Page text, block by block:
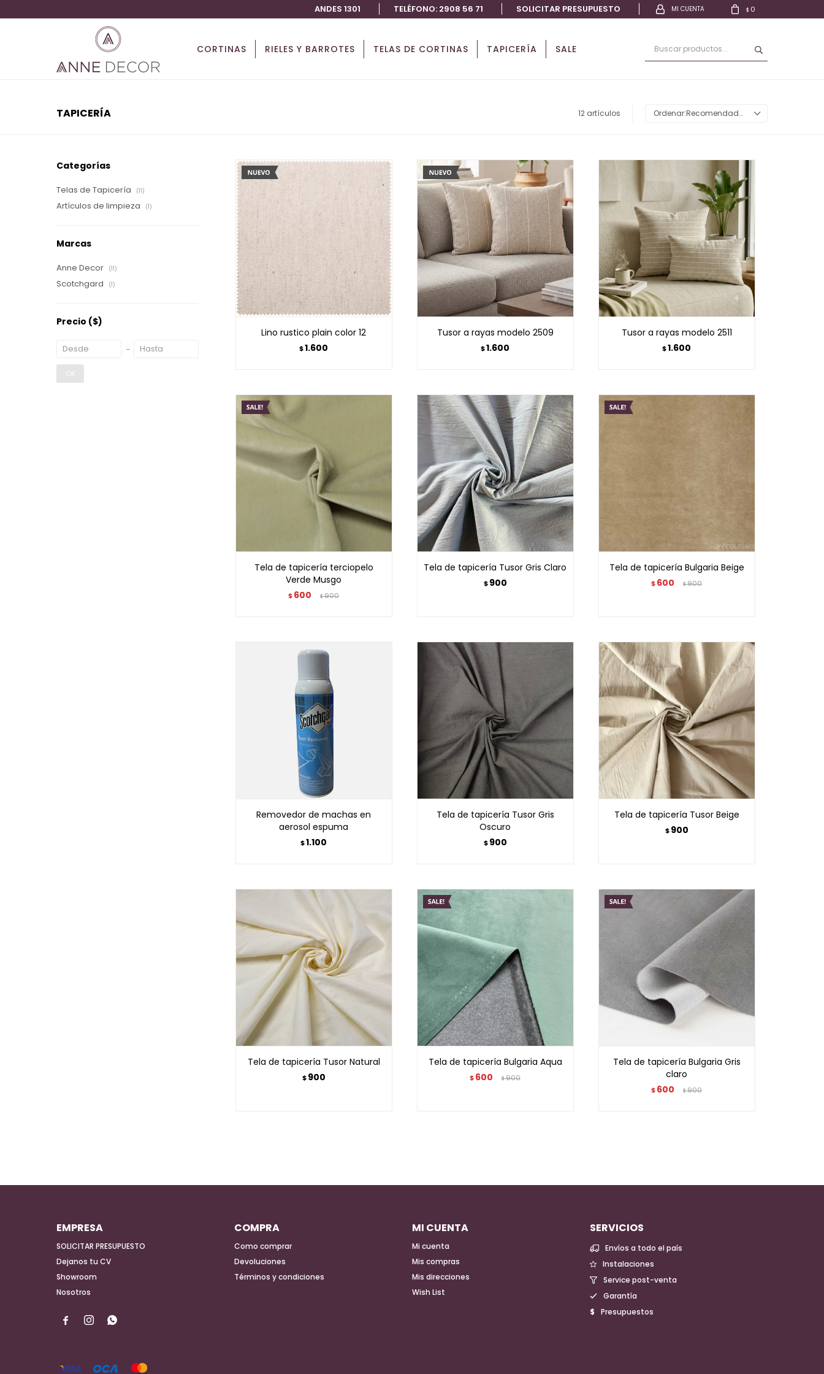
CORTINAS RIELES Y BARROTES TELAS DE CORTINAS TAPICERÍA SALE
$ 0
ANDES 1301 TELÉFONO: 2908 56 71 SOLICITAR PRESUPUESTO
TAPICERÍA 12 artículos Recomendados
Lino rustico plain color 12
$1.600
Tusor a rayas modelo 2509
$1.600
Tusor a rayas modelo 2511
$1.600
Tela de tapicería terciopelo
Verde Musgo
$600 $900
Tela de tapicería Tusor Gris Claro
$900
Tela de tapicería Bulgaria Beige
$600 $900
Removedor de machas en
aerosol espuma
$1.100
Tela de tapicería Tusor Gris
Oscuro
$900
Tela de tapicería Tusor Beige
$900
Tela de tapicería Tusor Natural
$900
Tela de tapicería Bulgaria Aqua
$600 $900
Tela de tapicería Bulgaria Gris
claro
$600 $900
Categorías
Telas de Tapicería (11)
Artículos de limpieza (1)
Marcas
Anne Decor (11)
Scotchgard (1)
Precio ($)
OK
EMPRESA
SOLICITAR PRESUPUESTO
Dejanos tu CV
Showroom
Nosotros
  
COMPRA
Como comprar
Devoluciones
Términos y condiciones
MI CUENTA
Mi cuenta
Mis compras
Mis direcciones
Wish List
SERVICIOS
Envíos a todo el país
Instalaciones
Service post-venta
Garantía
Presupuestos